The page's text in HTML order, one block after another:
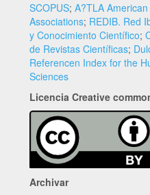
SCOPUS; A?TLA
Associations; REDIB. Red
y Conocimiento Científico;
de Revistas Científicas;
Referencen Index for the
Sciences
Licencia Creative
Archivar